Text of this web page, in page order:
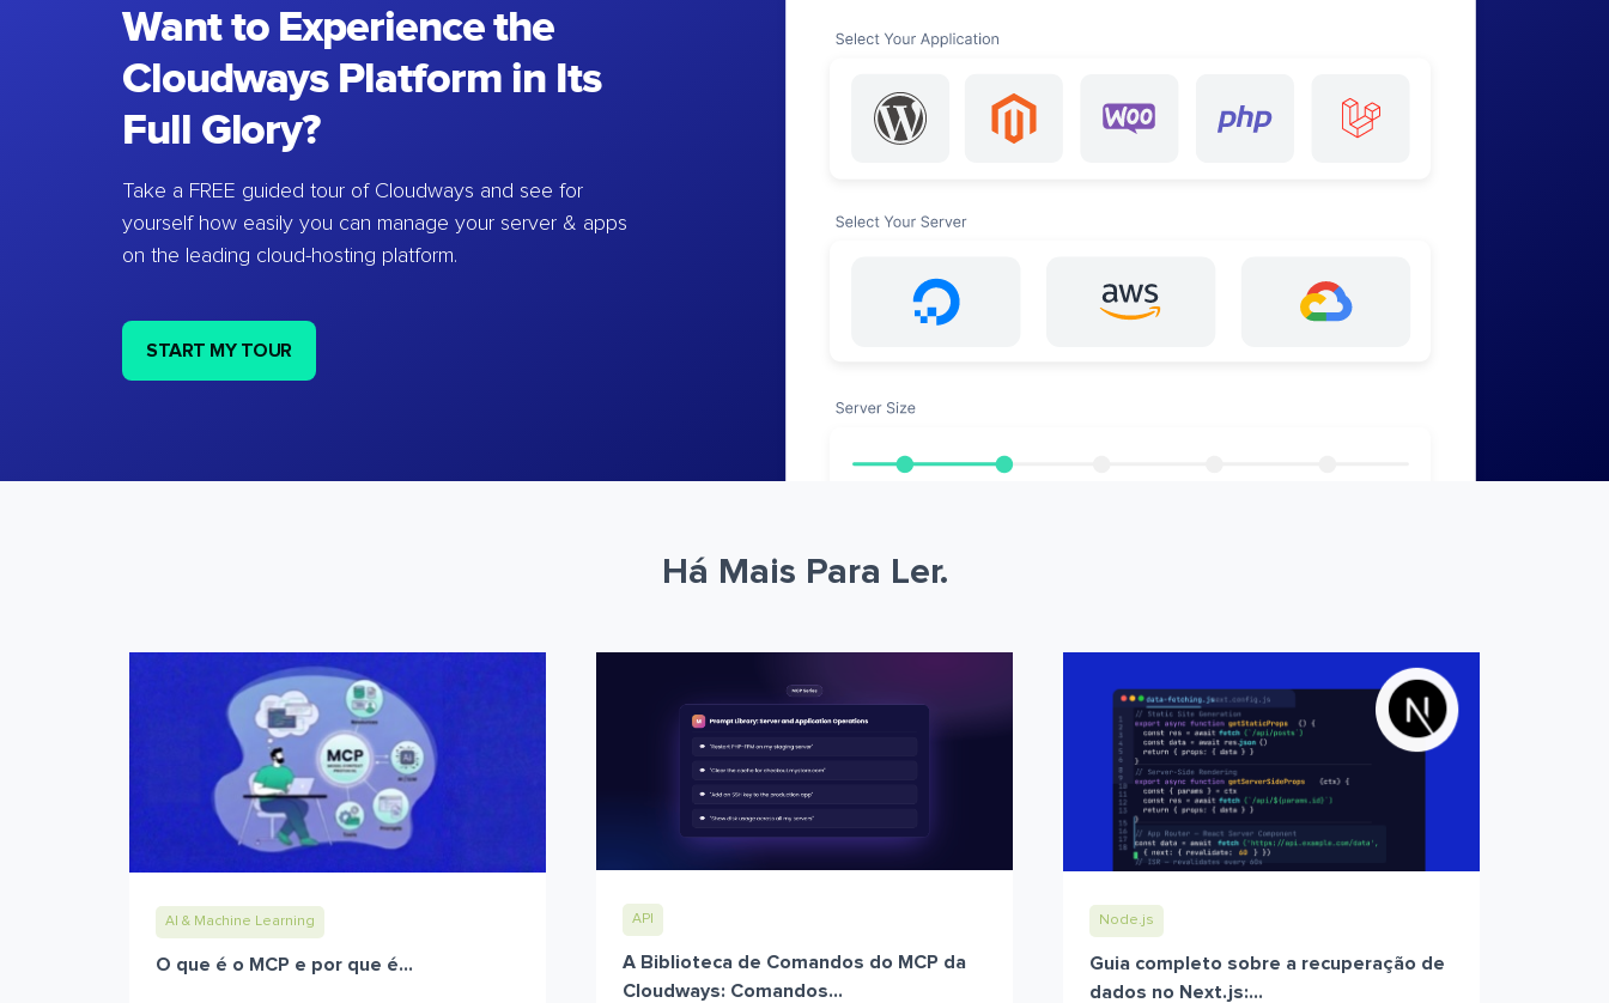
Want to Experience the
Cloudways Platform in Its
Full Glory?
Take a FREE guided tour of Cloudways and see for
yourself how easily you can manage your server & apps
on the leading cloud-hosting platform.
START MY TOUR
Há Mais Para Ler.
AI & Machine Learning
O que é o MCP e por que é...
API
A Biblioteca de Comandos do MCP da
Cloudways: Comandos...
Node.js
Guia completo sobre a recuperação de
dados no Next.js:...